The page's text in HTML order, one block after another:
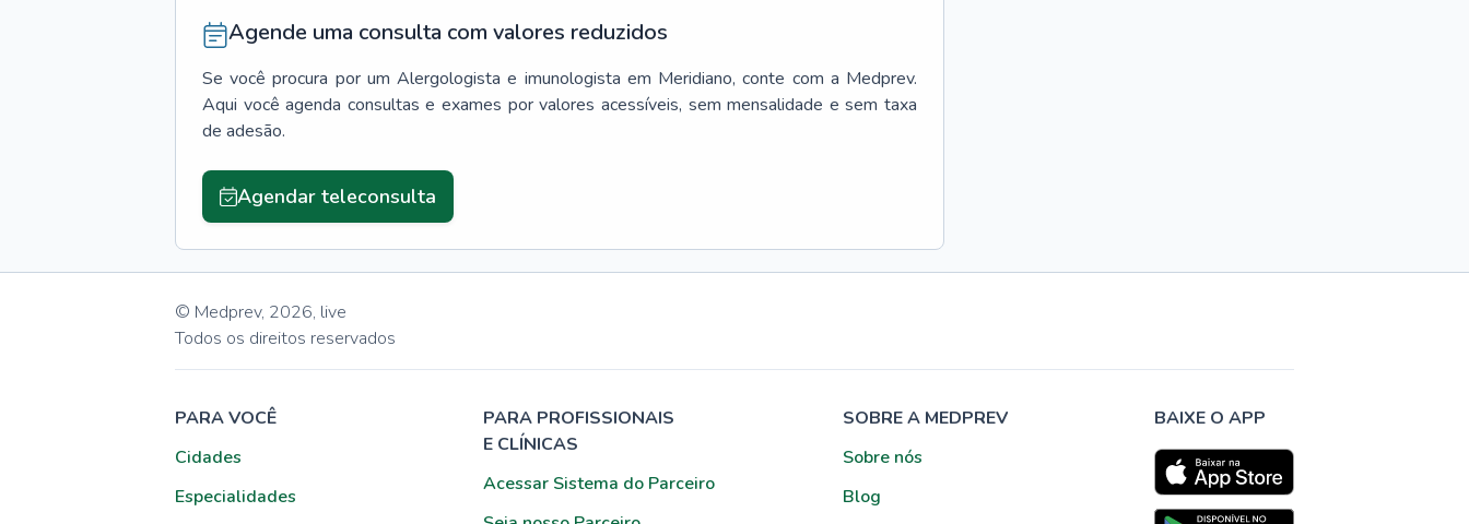
Agende uma consulta com valores reduzidos
Se você procura por um Alergologista e imunologista em Meridiano, conte com a Medprev.
Aqui você agenda consultas e exames por valores acessíveis, sem mensalidade e sem taxa
de adesão.
Agendar teleconsulta
© Medprev, 2026, live
Todos os direitos reservados
PARA VOCÊ
Cidades
Especialidades
PARA PROFISSIONAIS
E CLÍNICAS
Acessar Sistema do Parceiro
SOBRE A MEDPREV
Sobre nós
Blog
BAIXE O APP